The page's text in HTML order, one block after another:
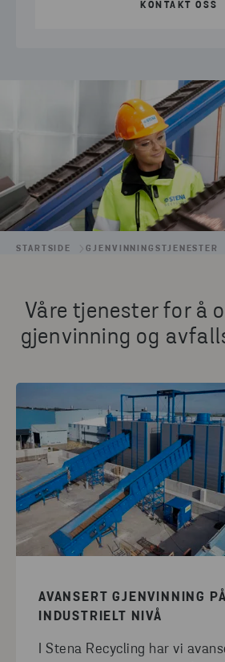
KONTAKT OSS
STARTSIDE GJENVINNINGSTJENESTER
Våre tjenester for å
gjenvinning og
AVANSERT GJENVINNING PÅ
INDUSTRIELT NIVÅ
I Stena Recycling har vi